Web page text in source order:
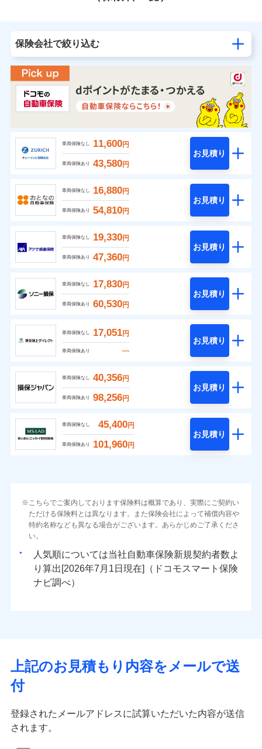
保険会社で絞り込む
車両保険なし 11,600円
車両保険あり 43,580円
お見積り
車両保険なし 16,880円
車両保険あり 54,810円
お見積り
車両保険なし 19,330円
車両保険あり 47,360円
お見積り
車両保険なし 17,830円
車両保険あり 60,530円
お見積り
車両保険なし 17,051円
車両保険あり ---
お見積り
車両保険なし 40,356円
車両保険あり 98,256円
お見積り
車両保険なし 45,400円
車両保険あり 101,960円
お見積り
こちらでご案内しております保険料は概算であり、実際にご契約い
ただける保険料とは異なります。また保険会社によって補償内容や
特約名称なども異なる場合がございます。あらかじめご了承くださ
い。
人気順については当社
新規契約者数よ
り算出[
年 月
日現在]（ドコモスマート保険
ナビ調べ）
上記のお見積もり内容をメールで送
付
登録されたメールアドレスに試算いただいた内容が送信
されます。